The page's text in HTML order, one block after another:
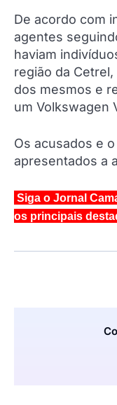
De acordo com
agentes
haviam
região da
dos mesmos e
um Volkswagen
Os acusados e
apresentados a
Siga o Jornal
os principais